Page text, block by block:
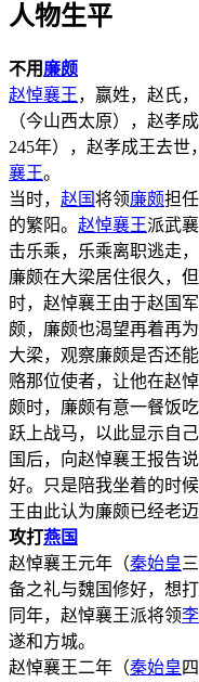
人物生平
不用 廉颇
赵悼襄王 ，嬴姓，赵氏
（今山西太原），赵孝
245年），赵孝成王去世，
襄王。
当时， 赵国将领廉颇担
的繁阳。 赵悼襄王派武
击乐乘，乐乘离职逃走
廉颇在大梁居住很久，
时，赵悼襄王由于赵国
颇，廉颇也渴望再着再
大梁，观察廉颇是否还
赂那位使者，让他在赵
颇时，廉颇有意一餐饭
跃上战马，以此显示自
国后，向赵悼襄王报告
好。只是陪我坐着的时
王由此认为廉颇已经老
攻打燕国
赵悼襄王元年（秦始皇
备之礼与魏国修好，想
同年，赵悼襄王派将领
遂和方城。
赵悼襄王二年（秦始皇